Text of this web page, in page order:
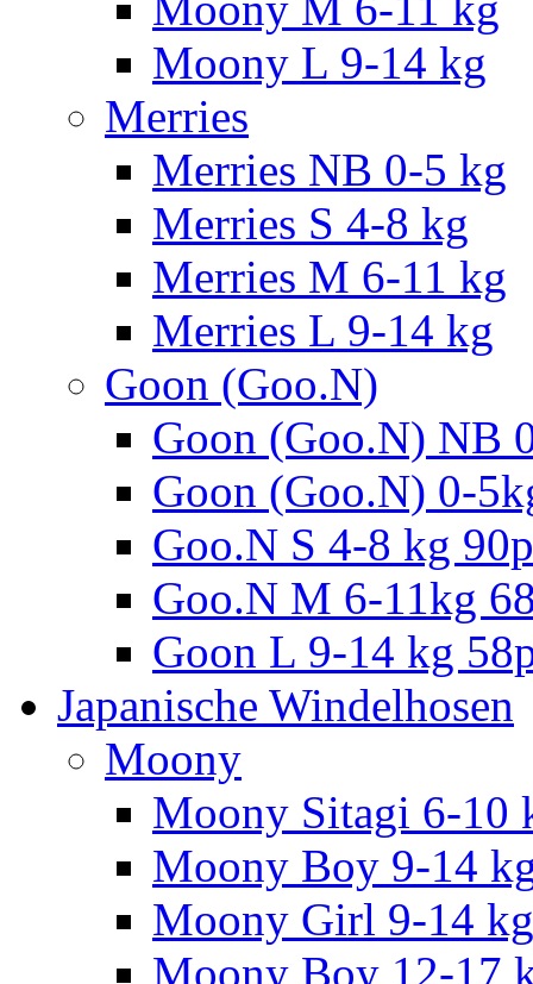
Moony L 9-14 kg
Merries
Merries NB 0-5 kg
Merries S 4-8 kg
Merries M 6-11 kg
Merries L 9-14 kg
Goon (Goo.N)
Goon (Goo.N) NB
Goon (Goo.N) 0-
Goo.N S 4-8 kg
Goo.N M 6-11kg
Goon L 9-14 kg
Japanische Windelhosen
Moony
Moony Sitagi 6-10
Moony Boy 9-14
Moony Girl 9-14 kg
Moony Boy 12-17